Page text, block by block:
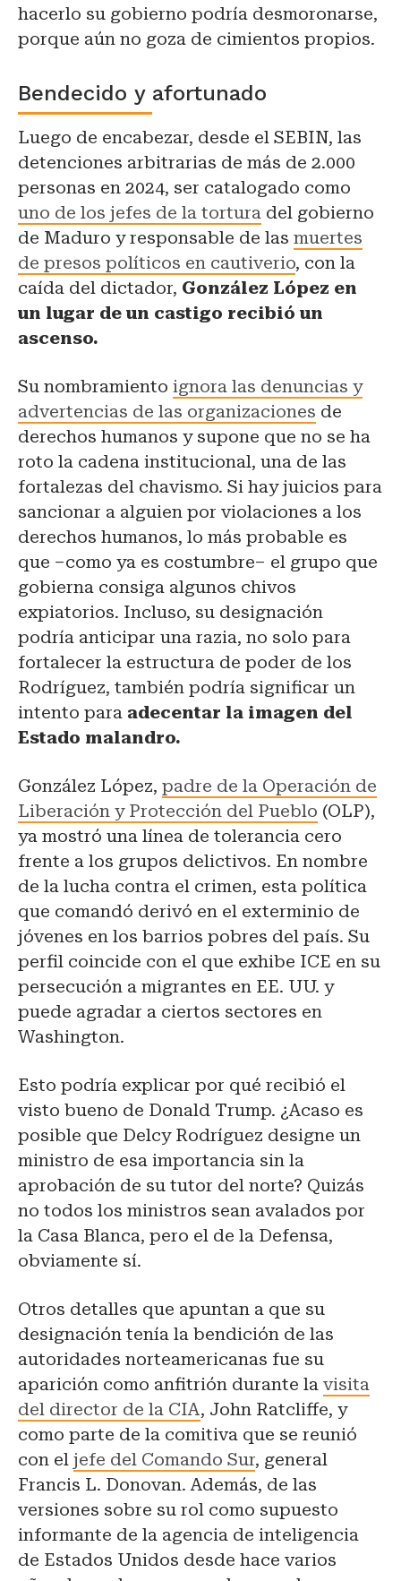
hacerlo su gobierno podría desmoronarse,
porque aún no goza de cimientos propios.
Bendecido y afortunado
Luego de encabezar, desde el SEBIN, las
detenciones arbitrarias de más de 2.000
personas en 2024, ser catalogado como
uno de los jefes de la tortura del gobierno
de Maduro y responsable de las muertes
de presos políticos en cautiverio, con la
caída del dictador, González López en
un lugar de un castigo recibió un
ascenso.
Su nombramiento ignora las denuncias y
advertencias de las organizaciones de
derechos humanos y supone que no se ha
roto la cadena institucional, una de las
fortalezas del chavismo. Si hay juicios para
sancionar a alguien por violaciones a los
derechos humanos, lo más probable es
que –como ya es costumbre– el grupo que
gobierna consiga algunos chivos
expiatorios. Incluso, su designación
podría anticipar una razia, no solo para
fortalecer la estructura de poder de los
Rodríguez, también podría significar un
intento para adecentar la imagen del
Estado malandro.
González López, padre de la Operación de
Liberación y Protección del Pueblo (OLP),
ya mostró una línea de tolerancia cero
frente a los grupos delictivos. En nombre
de la lucha contra el crimen, esta política
que comandó derivó en el exterminio de
jóvenes en los barrios pobres del país. Su
perfil coincide con el que exhibe ICE en su
persecución a migrantes en EE. UU. y
puede agradar a ciertos sectores en
Washington.
Esto podría explicar por qué recibió el
visto bueno de Donald Trump. ¿Acaso es
posible que Delcy Rodríguez designe un
ministro de esa importancia sin la
aprobación de su tutor del norte? Quizás
no todos los ministros sean avalados por
la Casa Blanca, pero el de la Defensa,
obviamente sí.
Otros detalles que apuntan a que su
designación tenía la bendición de las
autoridades norteamericanas fue su
aparición como anfitrión durante la visita
del director de la CIA, John Ratcliffe, y
como parte de la comitiva que se reunió
con el jefe del Comando Sur, general
Francis L. Donovan. Además, de las
versiones sobre su rol como supuesto
informante de la agencia de inteligencia
de Estados Unidos desde hace varios